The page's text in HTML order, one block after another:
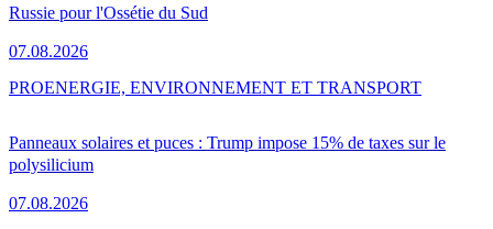
Russie pour l'Ossétie du Sud
07.08.2026
Panneaux solaires et puces : Trump impose 15% de taxes sur le
polysilicium
07.08.2026
PROENERGIE, ENVIRONNEMENT ET TRANSPORT